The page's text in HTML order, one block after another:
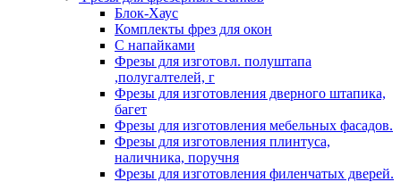
Блок-Хаус
Комплекты фрез для окон
С напайками
Фрезы для изготовл. полуштапа
,полугалтелей, г
Фрезы для изготовления дверного штапика,
багет
Фрезы для изготовления мебельных фасадов.
Фрезы для изготовления плинтуса,
наличника, поручня
Фрезы для изготовления филенчатых дверей.